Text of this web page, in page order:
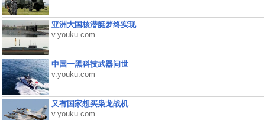
亚洲大国核潜艇梦终实现
v.youku.com
中国一黑科技武器问世
v.youku.com
又有国家想买枭龙战机
v.youku.com